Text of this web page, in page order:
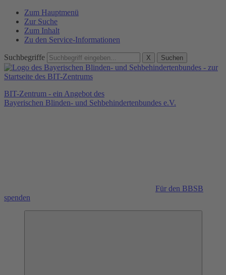
Zum Hauptmenü
Zur Suche
Zum Inhalt
Zu den Service-Informationen
Suchbegriffe X Suchen
BIT-Zentrum - ein Angebot des
Bayerischen Blinden- und Sehbehindertenbundes e.V.
Für den BBSB
spenden